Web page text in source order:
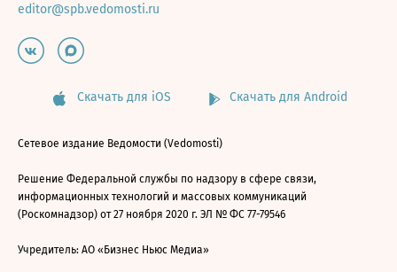
editor@spb.vedomosti.ru
Скачать для iOS Скачать для Android
Сетевое издание Ведомости (Vedomosti)
Решение Федеральной службы по надзору в сфере связи,
информационных технологий и массовых коммуникаций
(Роскомнадзор) от 27 ноября 2020 г. ЭЛ № ФС 77-79546
Учредитель: АО «Бизнес Ньюс Медиа»